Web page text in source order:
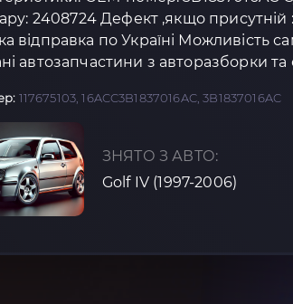
2408724 Дефект ,якщо присутній
відправка по Україні Можливість
автозапчастини з авторазборки
117675103, 16ACC3B1837016AC, 3B1837016AC
ЗНЯТО З АВТО:
Golf IV (1997-2006)